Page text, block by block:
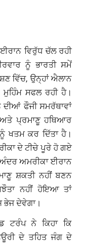
ਵਿਰੁੱਧ ਚੱਲ ਰਹੀ
ਨੂੰ ਭਾਰਤੀ ਸਮੇਂ
ਵਿੱਚ, ਉਨ੍ਹਾਂ ਐਲਾਨ
ਸਫਲ ਰਹੀ ਹੈ।
ਦੀਆਂ ਫੌਜੀ ਸਮਰੱਥਾਵਾਂ
ਪ੍ਰਮਾਣੂ ਹਥਿਆਰ
ਖਤਮ ਕਰ ਦਿੱਤਾ ਹੈ।
ਦੇ ਟੀਚੇ ਪੂਰੇ ਹੋ ਗਏ
ਅਮਰੀਕਾ ਈਰਾਨ
ਸ਼ਕਤੀ ਨਹੀਂ ਬਣਨ
ਨਹੀਂ ਹੋਇਆ ਤਾਂ
ਭੇਜ ਦੇਵੇਗਾ।
ਟਰੰਪ ਨੇ ਕਿਹਾ ਕਿ
ਦੇ ਤਹਿਤ ਜੰਗ ਦੇ